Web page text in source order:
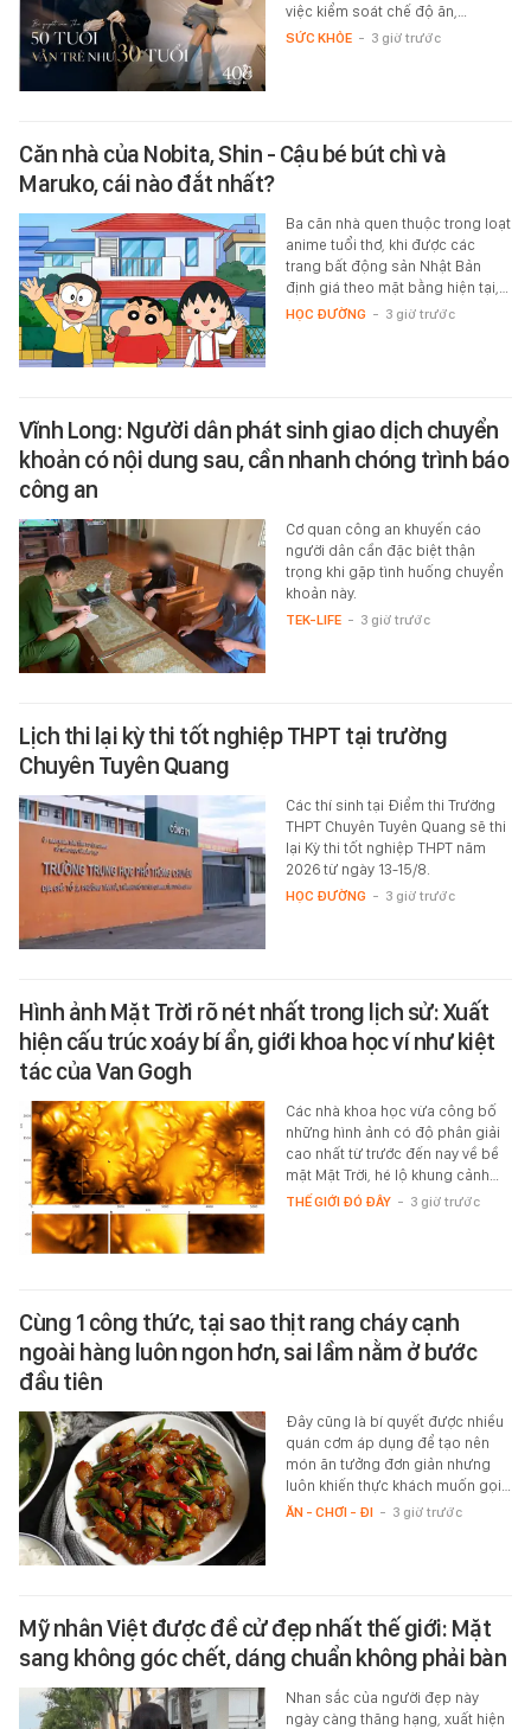
việc kiểm soát chế độ ăn,…
SỨC KHỎE - 3 giờ trước
Căn nhà của Nobita, Shin - Cậu bé bút chì và
Maruko, cái nào đắt nhất?
Ba căn nhà quen thuộc trong loạt
anime tuổi thơ, khi được các
trang bất động sản Nhật Bản
định giá theo mặt bằng hiện tại,…
HỌC ĐƯỜNG - 3 giờ trước
Vĩnh Long: Người dân phát sinh giao dịch chuyển
khoản có nội dung sau, cần nhanh chóng trình báo
công an
Cơ quan công an khuyến cáo
người dân cần đặc biệt thận
trọng khi gặp tình huống chuyển
khoản này.
TEK-LIFE - 3 giờ trước
Lịch thi lại kỳ thi tốt nghiệp THPT tại trường
Chuyên Tuyên Quang
Các thí sinh tại Điểm thi Trường
THPT Chuyên Tuyên Quang sẽ thi
lại Kỳ thi tốt nghiệp THPT năm
2026 từ ngày 13-15/8.
HỌC ĐƯỜNG - 3 giờ trước
Hình ảnh Mặt Trời rõ nét nhất trong lịch sử: Xuất
hiện cấu trúc xoáy bí ẩn, giới khoa học ví như kiệt
tác của Van Gogh
Các nhà khoa học vừa công bố
những hình ảnh có độ phân giải
cao nhất từ trước đến nay về bề
mặt Mặt Trời, hé lộ khung cảnh…
THẾ GIỚI ĐÓ ĐÂY - 3 giờ trước
Cùng 1 công thức, tại sao thịt rang cháy cạnh
ngoài hàng luôn ngon hơn, sai lầm nằm ở bước
đầu tiên
Đây cũng là bí quyết được nhiều
quán cơm áp dụng để tạo nên
món ăn tưởng đơn giản nhưng
luôn khiến thực khách muốn gọi…
ĂN - CHƠI - ĐI - 3 giờ trước
Mỹ nhân Việt được đề cử đẹp nhất thế giới: Mặt
sang không góc chết, dáng chuẩn không phải bàn
Nhan sắc của người đẹp này
ngày càng thăng hạng, xuất hiện